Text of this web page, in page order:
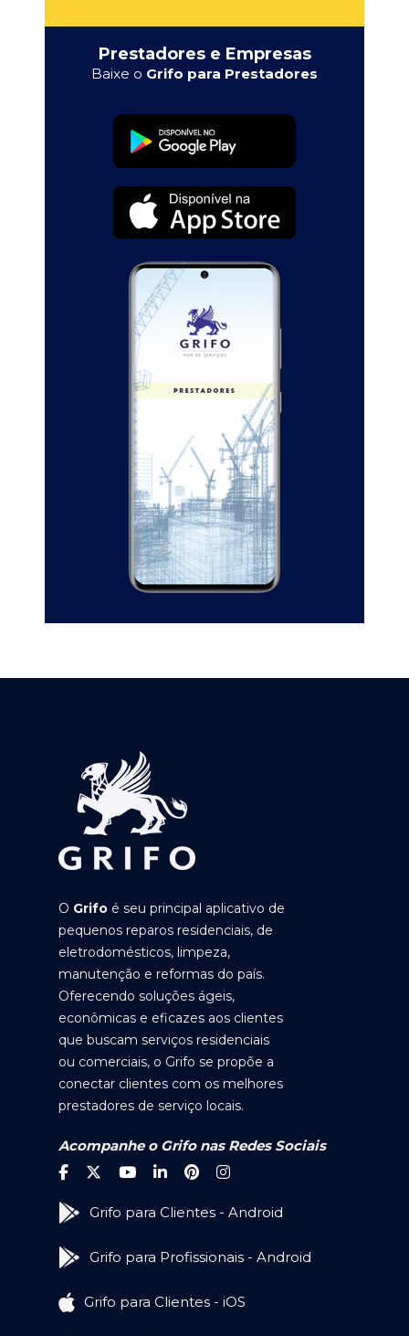
Prestadores e Empresas
Baixe o Grifo para Prestadores
O Grifo é seu principal aplicativo de
pequenos reparos residenciais, de
eletrodomésticos, limpeza,
manutenção e reformas do país.
Oferecendo soluções ágeis,
econômicas e eficazes aos clientes
que buscam serviços residenciais
ou comerciais, o Grifo se propõe a
conectar clientes com os melhores
prestadores de serviço locais.
Acompanhe o Grifo nas Redes Sociais
Grifo para Clientes - Android
Grifo para Profissionais - Android
Grifo para Clientes - iOS